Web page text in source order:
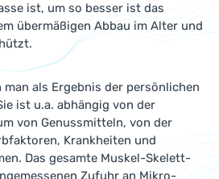
ist, um so besser ist das
übermäßigen Abbau im Alter und
man als Ergebnis der persönlichen
ist u.a. abhängig von der
von Genussmitteln, von der
Krankheiten und
Das gesamte Muskel-Skelett-
Zufuhr an Mikro-